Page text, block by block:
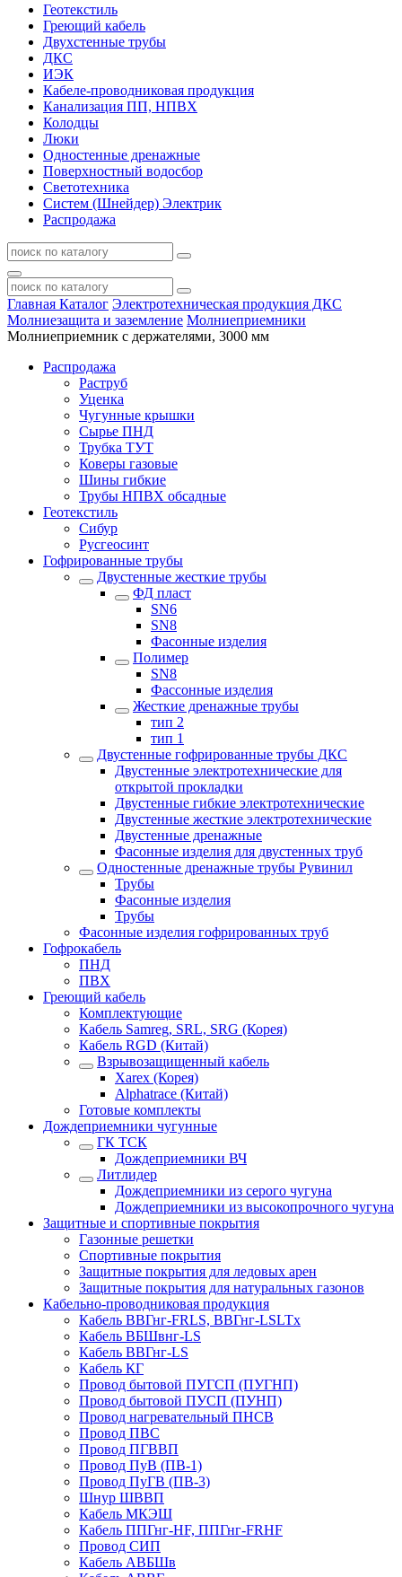
Геотекстиль
Греющий кабель
Двухстенные трубы
ДКС
ИЭК
Кабеле-проводниковая продукция
Канализация ПП, НПВХ
Колодцы
Люки
Одностенные дренажные
Поверхностный водосбор
Светотехника
Систем (Шнейдер) Электрик
Распродажа
Главная Каталог Электротехническая продукция ДКС
Молниезащита и заземление Молниеприемники
Молниеприемник с держателями, 3000 мм
Распродажа
Раструб
Уценка
Чугунные крышки
Сырье ПНД
Трубка ТУТ
Коверы газовые
Шины гибкие
Трубы НПВХ обсадные
Геотекстиль
Сибур
Русгеосинт
Гофрированные трубы
Двустенные жесткие трубы
ФД пласт
SN6
SN8
Фасонные изделия
Полимер
SN8
Фассонные изделия
Жесткие дренажные трубы
тип 2
тип 1
Двустенные гофрированные трубы ДКС
Двустенные электротехнические для
открытой прокладки
Двустенные гибкие электротехнические
Двустенные жесткие электротехнические
Двустенные дренажные
Фасонные изделия для двустенных труб
Одностенные дренажные трубы Рувинил
Трубы
Фасонные изделия
Трубы
Фасонные изделия гофрированных труб
Гофрокабель
ПНД
ПВХ
Греющий кабель
Комплектующие
Кабель Samreg, SRL, SRG (Корея)
Кабель RGD (Китай)
Взрывозащищенный кабель
Xarex (Корея)
Alphatrace (Китай)
Готовые комплекты
Дождеприемники чугунные
ГК ТСК
Дождеприемники ВЧ
Литлидер
Дождеприемники из серого чугуна
Дождеприемники из высокопрочного чугуна
Защитные и спортивные покрытия
Газонные решетки
Спортивные покрытия
Защитные покрытия для ледовых арен
Защитные покрытия для натуральных газонов
Кабельно-проводниковая продукция
Кабель ВВГнг-FRLS, ВВГнг-LSLTx
Кабель ВБШвнг-LS
Кабель ВВГнг-LS
Кабель КГ
Провод бытовой ПУГСП (ПУГНП)
Провод бытовой ПУСП (ПУНП)
Провод нагревательный ПНСВ
Провод ПВС
Провод ПГВВП
Провод ПуВ (ПВ-1)
Провод ПуГВ (ПВ-3)
Шнур ШВВП
Кабель МКЭШ
Кабель ППГнг-HF, ППГнг-FRHF
Провод СИП
Кабель АВБШв